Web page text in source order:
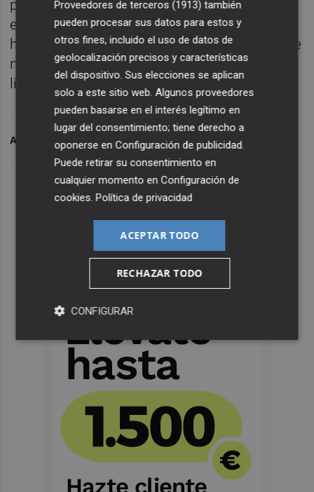
personas que han desfilado por el juzgado
estos días han dejado claro que no ha
habido ordenes ni instrucciones, ni nada que
no fuera que dejarles trabajar desde la
libertad”, ha añadido.
ARCHIVADO EN OLTRA
Proveedores de terceros (1913) también
pueden procesar sus datos para estos y
otros fines, incluido el uso de datos de
geolocalización precisos y características
del dispositivo. Sus elecciones se aplican
solo a este sitio web. Algunos proveedores
pueden basarse en el interés legítimo en
lugar del consentimiento; tiene derecho a
oponerse enConfiguración de publicidad.
Puede retirar su consentimiento en
cualquier momento enConfiguración de
cookies.Política de privacidad
ACEPTAR TODO
RECHAZAR TODO
CONFIGURAR